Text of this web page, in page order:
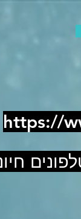
https://